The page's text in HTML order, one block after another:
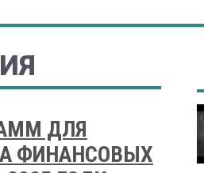
ДЛЯ
ФИНАНСОВЫХ